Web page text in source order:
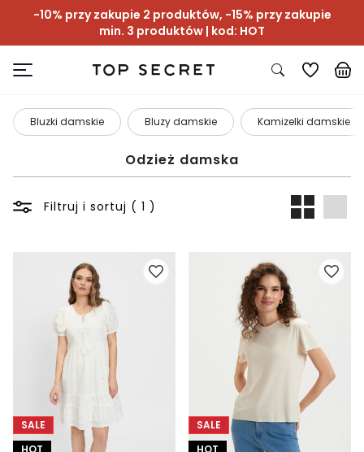
-10% przy zakupie 2 produktów, -15% przy zakupie
min. 3 produktów | kod: HOT
Bluzki damskie Bluzy damskie Kamizelki damskie
Odzież damska
Filtruj i sortuj ( 1 )
SALE
HOT
SALE
HOT